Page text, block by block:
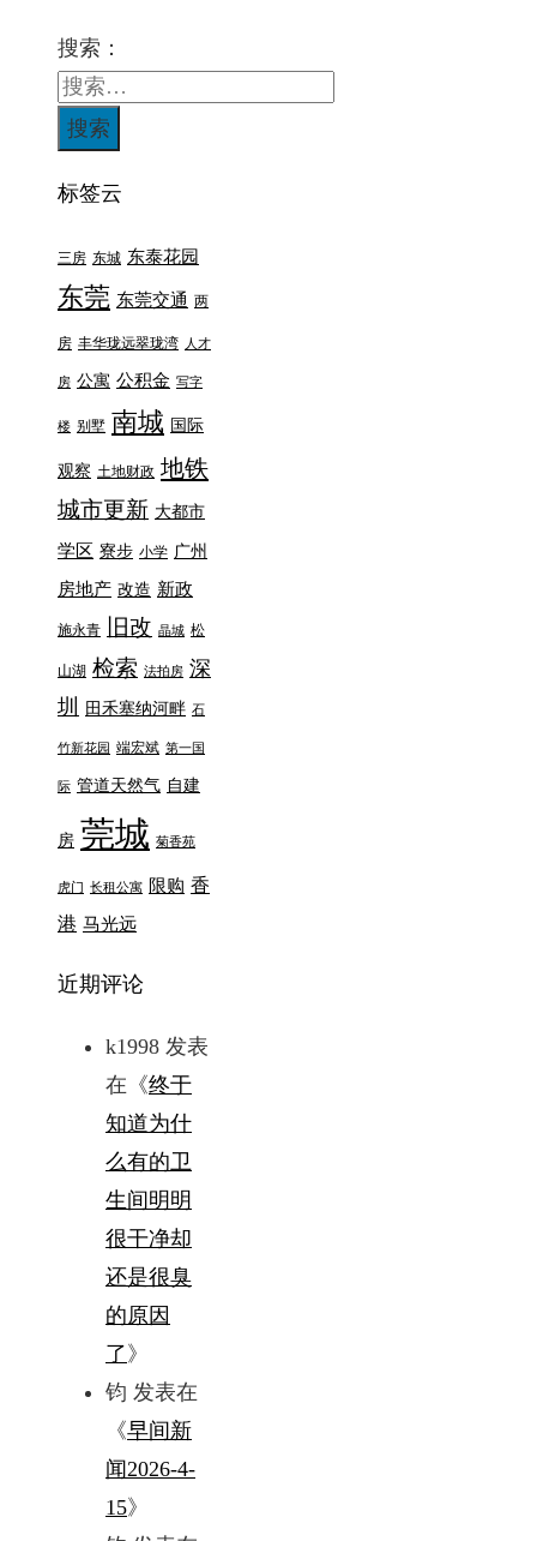
搜索：
标签云
三房 东城 东泰花园
东莞 东莞交通 两
房 丰华珑远翠珑湾 人才
房 公寓 公积金 写字
楼 别墅 南城 国际
观察 土地财政 地铁
城市更新 大都市
学区 寮步 小学 广州
房地产 改造 新政
施永青 旧改 晶城 松
山湖 检索 法拍房 深
圳
田禾塞纳河畔 石
竹新花园 端宏斌 第一国
际 管道天然气 自建
房 莞城 菊香苑
虎门 长租公寓 限购 香
港 马光远
近期评论
k1998 发表
在《终于
知道为什
么有的卫
生间明明
很干净却
还是很臭
的原因
了》
钧 发表在
《早间新
闻2026-4-
15》